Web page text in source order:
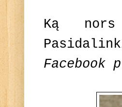
Ką